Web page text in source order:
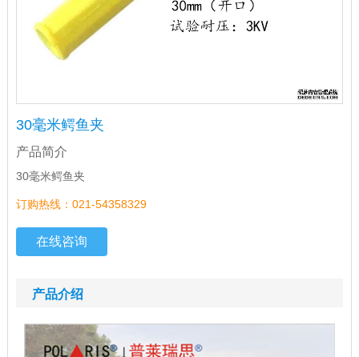
30毫米鳄鱼夹
产品简介
30毫米鳄鱼夹
订购热线：021-54358329
在线咨询
产品介绍